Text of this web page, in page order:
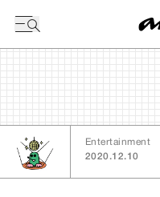
Entertainment
2020.12.10